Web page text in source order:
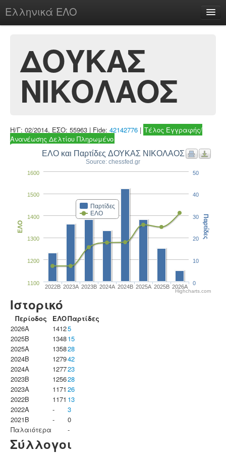
Ελληνικά ΕΛΟ
chesstu.be @ discord
Login
ΔΟΥΚΑΣ
ΝΙΚΟΛΑΟΣ
Η/Γ: 02/2014, ΕΣΟ: 55963 | Fide: 42142776 | Τέλος Εγγραφής/
Ανανέωσης Δελτίου Πληρωμένο
ΕΛΟ και Παρτίδες ΔΟΥΚΑΣ ΝΙΚΟΛΑΟΣ
Source: chessfed.gr
Παρτίδες
ΕΛΟ
2022B 2023Α 2023B 2024A 2024B 2025A 2025B 2026A
1200
1300
1400
1100
1500
1600
ΕΛΟ
0
10
20
30
40
50
Παρτίδες
Highcharts.com
Ιστορικό
Περίοδος ΕΛΟΠαρτίδες
2026A
14125
2025B
134815
2025A
135828
2024B
127942
2024A
127723
2023B
125628
2023Α
1171 26
2022B
1171 13
2022A
-
3
2021B
-
0
Παλαιότερα
-
Σύλλογοι